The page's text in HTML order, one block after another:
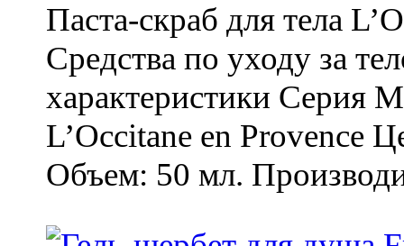
Паста-скраб для тела
Средства по уходу за
характеристики Серия
L’Occitane en Provence
Объем: 50 мл.